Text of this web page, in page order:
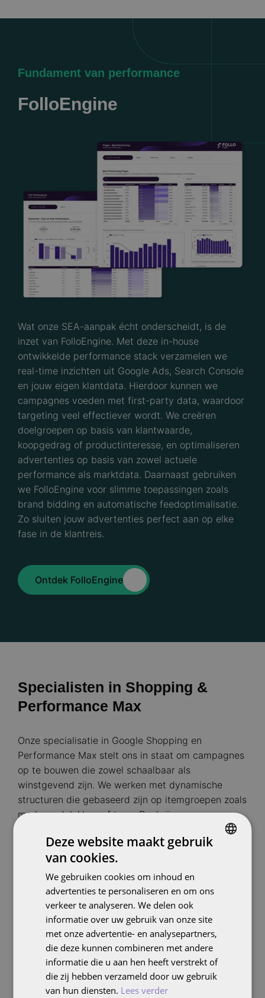
Fundament van performance
FolloEngine
Wat onze SEA-aanpak écht onderscheidt, is de
inzet van FolloEngine. Met deze in-house
ontwikkelde performance stack verzamelen we
real-time inzichten uit Google Ads, Search Console
en jouw eigen klantdata. Hierdoor kunnen we
campagnes voeden met first-party data, waardoor
targeting veel effectiever wordt. We creëren
doelgroepen op basis van klantwaarde,
koopgedrag of productinteresse, en optimaliseren
advertenties op basis van zowel actuele
performance als marktdata. Daarnaast gebruiken
we FolloEngine voor slimme toepassingen zoals
brand bidding en automatische feedoptimalisatie.
Zo sluiten jouw advertenties perfect aan op elke
fase in de klantreis.
Ontdek FolloEngine
Specialisten in Shopping &
Performance Max
Onze specialisatie in Google Shopping en
Performance Max stelt ons in staat om campagnes
op te bouwen die zowel schaalbaar als
winstgevend zijn. We werken met dynamische
structuren die gebaseerd zijn op itemgroepen zoals
merk, model, kleur of type. Dankzij
feedautomatisatie kunnen we gepersonaliseerde
advertenties op grote schaal uitrollen. Door
signalen uit customer match audiences en actuele
productprestaties mee te nemen in de
optimalisatie, zorgen we dat je campagnes niet
alleen relevant zijn, maar ook maximaal presteren.
Integrated Search: SEA én SEO
in perfecte synergie
Bij Follo beschouwen we SEA niet als een losstaand
Deze website maakt gebruik
van cookies.
We gebruiken cookies om inhoud en
advertenties te personaliseren en om ons
verkeer te analyseren. We delen ook
informatie over uw gebruik van onze site
met onze advertentie- en analysepartners,
die deze kunnen combineren met andere
informatie die u aan hen heeft verstrekt of
die zij hebben verzameld door uw gebruik
van hun diensten. Lees verder